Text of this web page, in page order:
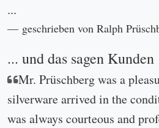
...
geschrieben von Ralph
... und das sagen Kunden
Mr. Prüschberg was a
silverware arrived in the
was always courteous and